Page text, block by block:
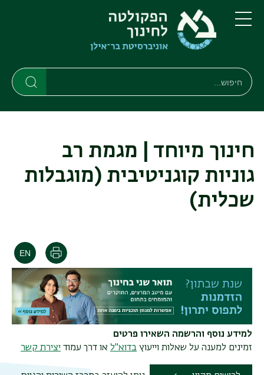
דילוג
לתוכן
העיקרי
דילוג
לתפריט
ניווט
ראשי
תפריט
חיפוש
חיפוש
חינוך מיוחד | מגמת רב
גוניות קוגניטיבית (מוגבלות
שכלית)
הדפסה
למידע נוסף והרשמה השאירו פרטים
זמינים למענה על שאלות וייעוץ בדוא"ל או דרך עמוד יצירת קשר